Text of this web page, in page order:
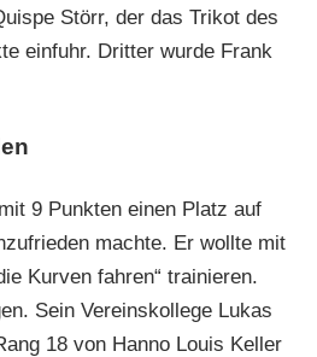
Störr, der das Trikot des
einfuhr. Dritter wurde Frank
9 Punkten einen Platz auf
machte. Er wollte mit
Kurven fahren“ trainieren.
Sein Vereinskollege Lukas
18 von Hanno Louis Keller